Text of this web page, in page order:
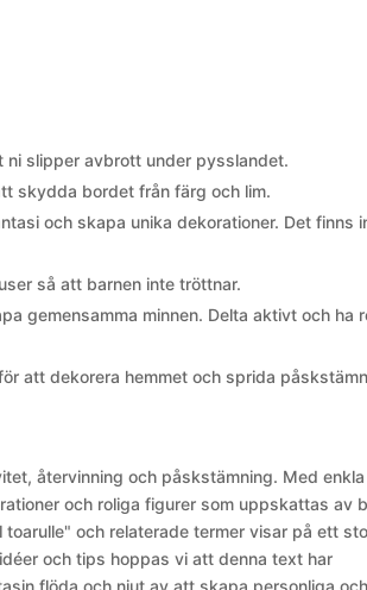
ni slipper avbrott under pysslandet.
skydda bordet från färg och lim.
och skapa unika dekorationer. Det finns
så att barnen inte tröttnar.
gemensamma minnen. Delta aktivt och ha
att dekorera hemmet och sprida
återvinning och påskstämning. Med enkla
och roliga figurer som uppskattas av
och relaterade termer visar på ett
och tips hoppas vi att denna text har
flöda och njut av att skapa personliga